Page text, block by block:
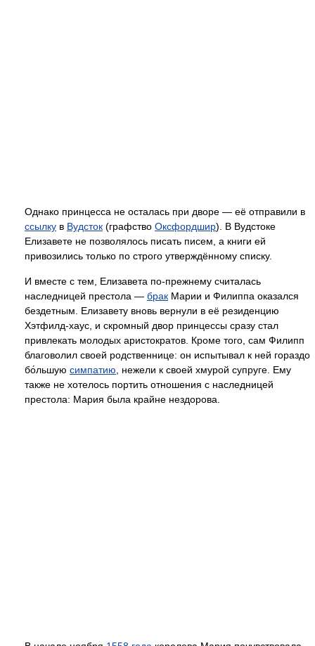
Однако принцесса не осталась при дворе — её отправили в
ссылку в Вудсток (графство Оксфордшир). В Вудстоке
Елизавете не позволялось писать писем, а книги ей
привозились только по строго утверждённому списку.
И вместе с тем, Елизавета по-прежнему считалась
наследницей престола — брак Марии и Филиппа оказался
бездетным. Елизавету вновь вернули в её резиденцию
Хэтфилд-хаус, и скромный двор принцессы сразу стал
привлекать молодых аристократов. Кроме того, сам Филипп
благоволил своей родственнице: он испытывал к ней гораздо
бо́льшую симпатию , нежели к своей хмурой супруге. Ему
также не хотелось портить отношения с наследницей
престола: Мария была крайне нездорова.